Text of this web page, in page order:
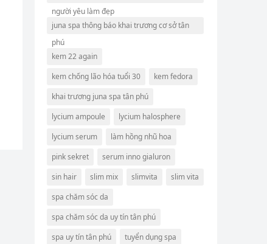
người yêu làm đẹp
juna spa thông báo khai trương cơ sở tân
phú
kem 22 again
kem chống lão hóa tuổi 30
kem fedora
khai trương juna spa tân phú
lycium ampoule
lycium halosphere
lycium serum
làm hồng nhũ hoa
pink sekret
serum inno gialuron
sin hair
slim mix slimvita
slim vita
spa chăm sóc da
spa chăm sóc da uy tín tân phú
spa uy tín tân phú
tuyển dụng spa